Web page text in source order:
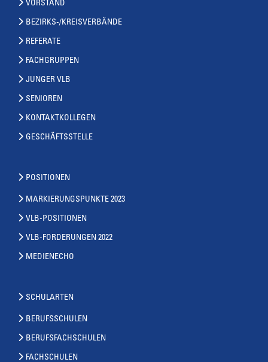
VORSTAND
BEZIRKS-/KREISVERBÄNDE
REFERATE
FACHGRUPPEN
JUNGER VLB
SENIOREN
KONTAKTKOLLEGEN
GESCHÄFTSSTELLE
POSITIONEN
MARKIERUNGSPUNKTE 2023
VLB-POSITIONEN
VLB-FORDERUNGEN 2022
MEDIENECHO
SCHULARTEN
BERUFSSCHULEN
BERUFSFACHSCHULEN
FACHSCHULEN